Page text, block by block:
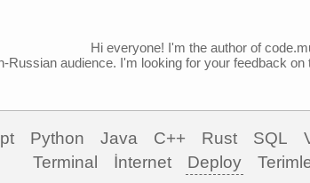
Hi everyone! I'm the author of
Russian audience. I'm looking for your feedback
Python Java C++ Rust SQL
Terminal
İnternet Deploy